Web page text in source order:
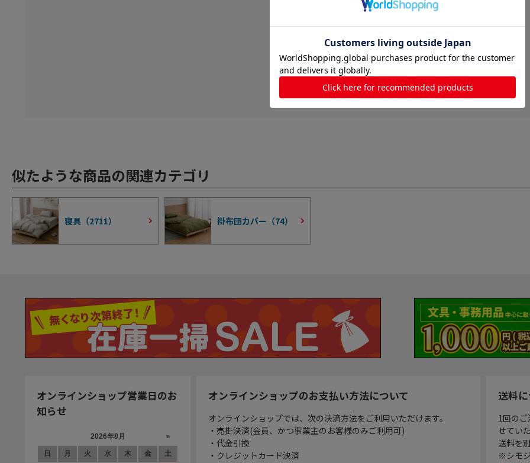
似たような商品の関連カテゴリ
寝具（2711） 掛布団カバー（74）
オンラインショップ営業日のお
知らせ
オンラインショップのお支払い方法について
オンラインショップでは、次の決済方法をご利用いただけます。
・売掛決済(会員、かつ事業主のお客様のみご利用可)
・代金引換
・クレジットカード決済
送料
1回の
せてい
送料を
※シモ